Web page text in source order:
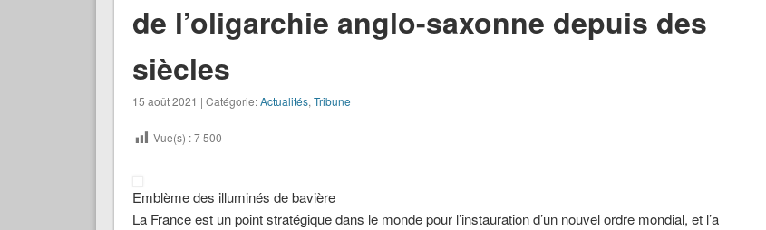
de l’oligarchie anglo-saxonne depuis des
siècles
15 août 2021 | Catégorie:Actualités, Tribune
Vue(s) :7 500
Emblème des illuminés de bavière
La France est un point stratégique dans le monde pour l’instauration d’un nouvel ordre mondial, et l’a